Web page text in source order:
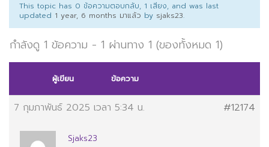
This topic has 0 ข้อความตอบกลับ, 1 เสียง, and was last
updated 1 year, 6 months มาแล้ว by sjaks23.
กำลังดู 1 ข้อความ - 1 ผ่านทาง 1 (ของทั้งหมด 1)
ผู้เขียน ข้อความ
7 กุมภาพันธ์ 2025 เวลา 5:34 น. #12174
Sjaks23